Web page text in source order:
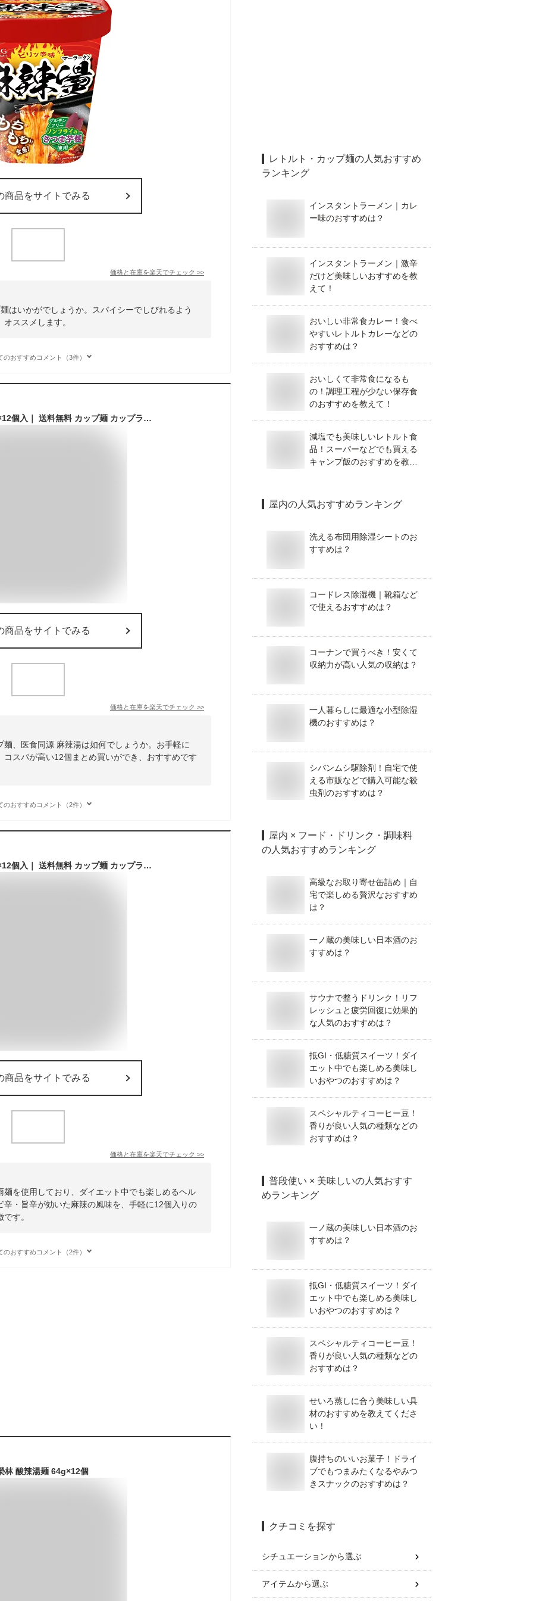
商品をサイトでみる
価格と在庫を楽天でチェック >>
はいかがでしょうか。スパイシーでしびれるよう
ススメします。
のおすすめコメント（3件）
医食同源 麻辣湯 88g×12個入｜ 送料無料 カップ麺 カップラーメン マーラー マーラータン ダイエット麺 シビ辛 旨辛 麻辣 香辛料 グルテンフリー 春雨 さつまいも麺
商品をサイトでみる
価格と在庫を楽天でチェック >>
、医食同源 麻辣湯は如何でしょうか。お手軽に
スパが高い12個まとめ買いができ、おすすめです
のおすすめコメント（2件）
医食同源 麻辣湯 88g×12個入｜ 送料無料 カップ麺 カップラーメン マーラー マーラータン ダイエット麺 シビ辛 旨辛 麻辣 香辛料 グルテンフリー 春雨 さつまいも麺
商品をサイトでみる
価格と在庫を楽天でチェック >>
を使用しており、ダイエット中でも楽しめるヘル
・旨辛が効いた麻辣の風味を、手軽に12個入りの
す。
のおすすめコメント（2件）
林 酸辣湯麺 64g×12個
レトルト・カップ麺の人気おすすめ
ランキング
インスタントラーメン｜カレ
ー味のおすすめは？
インスタントラーメン｜激辛
だけど美味しいおすすめを教
えて！
おいしい非常食カレー！食べ
やすいレトルトカレーなどの
おすすめは？
おいしくて非常食になるも
の！調理工程が少ない保存食
のおすすめを教えて！
減塩でも美味しいレトルト食
品！スーパーなどでも買える
キャンプ飯のおすすめを教え
屋内の人気おすすめランキング
洗える布団用除湿シートのお
すすめは？
コードレス除湿機｜靴箱など
で使えるおすすめは？
コーナンで買うべき！安くて
収納力が高い人気の収納は？
一人暮らしに最適な小型除湿
機のおすすめは？
シバンムシ駆除剤！自宅で使
える市販などで購入可能な殺
虫剤のおすすめは？
屋内 × フード・ドリンク・調味料
の人気おすすめランキング
高級なお取り寄せ缶詰め｜自
宅で楽しめる贅沢なおすすめ
は？
一ノ蔵の美味しい日本酒のお
すすめは？
サウナで整うドリンク！リフ
レッシュと疲労回復に効果的
な人気のおすすめは？
抵GI・低糖質スイーツ！ダイ
エット中でも楽しめる美味し
いおやつのおすすめは？
スペシャルティコーヒー豆！
香りが良い人気の種類などの
おすすめは？
普段使い × 美味しいの人気おすす
めランキング
一ノ蔵の美味しい日本酒のお
すすめは？
抵GI・低糖質スイーツ！ダイ
エット中でも楽しめる美味し
いおやつのおすすめは？
スペシャルティコーヒー豆！
香りが良い人気の種類などの
おすすめは？
せいろ蒸しに合う美味しい具
材のおすすめを教えてくださ
い！
腹持ちのいいお菓子！ドライ
ブでもつまみたくなるやみつ
きスナックのおすすめは？
クチコミを探す
シチュエーションから選ぶ
アイテムから選ぶ